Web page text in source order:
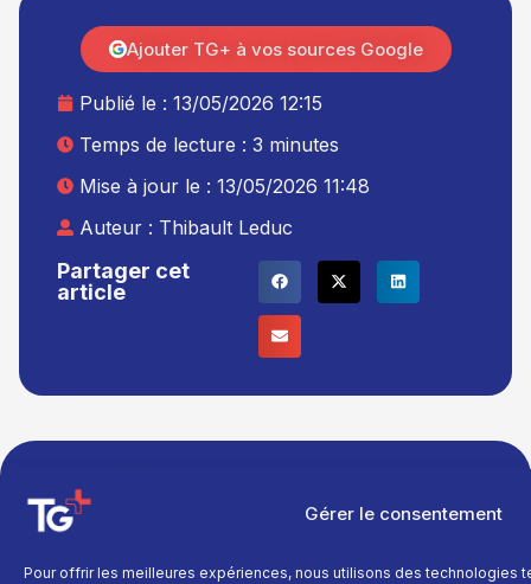
Gérer le consentement
Pour offrir les meilleures expériences, nous utilisons des technologies
Partager cet
article
Publié le : 13/05/2026 12:15
Temps de lecture : 3 minutes
Mise à jour le : 13/05/2026 11:48
Auteur : Thibault Leduc
Ajouter TG+ à vos sources Google